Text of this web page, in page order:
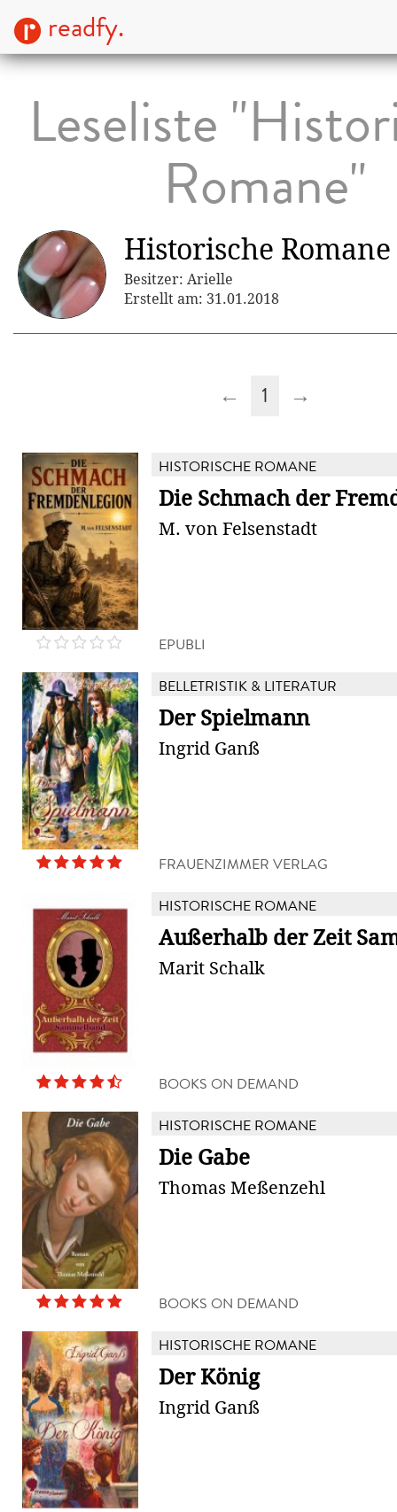
readfy.
Leseliste
Romane"
Historische Romane
Besitzer: Arielle
Erstellt am: 31.01.2018
← 1 →
HISTORISCHE ROMANE
Die Schmach der
M. von Felsenstadt
EPUBLI
BELLETRISTIK & LITERATUR
Der Spielmann
Ingrid Ganß
FRAUENZIMMER VERLAG
HISTORISCHE ROMANE
Außerhalb der Zeit
Marit Schalk
BOOKS ON DEMAND
HISTORISCHE ROMANE
Die Gabe
Thomas Meßenzehl
BOOKS ON DEMAND
HISTORISCHE ROMANE
Der König
Ingrid Ganß